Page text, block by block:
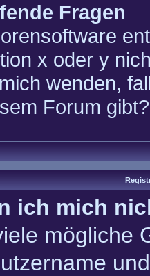
Fragen
x oder y
wenden,
Forum gibt?
ich mich
mögliche